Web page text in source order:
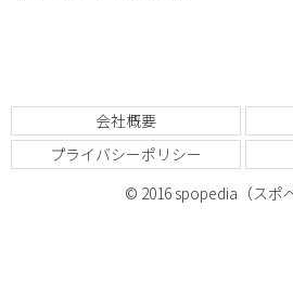
会社概要
プライバシーポリシー
© 2016 spopedia（スポ